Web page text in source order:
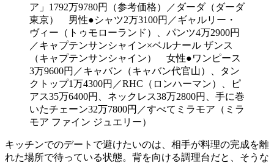
ア」1792万9780円（参考価格）／ダーダ（ダーダ
東京） 男性●シャツ2万3100円／ギャルリー・
ヴィー（トゥモローランド）、パンツ4万2900円
／キャプテンサンシャイン×ベルナール ザンス
（キャプテンサンシャイン） 女性●ワンピース
3万9600円／キャバン（キャバン代官山）、タン
クトップ1万4300円／RHC（ロンハーマン）、ピ
アス35万6400円、ネックレス38万2800円、手に巻
いたチェーン32万7800円／すべてミラモア（ミラ
モア ファイン ジュエリー）
キッチンでのデートで避けたいのは、相手が料理の完成を離
れた場所で待っている状態。背を向ける調理台だと、そうな